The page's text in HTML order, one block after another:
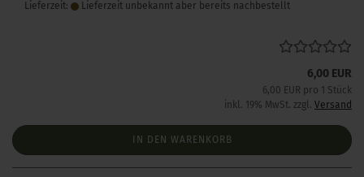
Lieferzeit: Lieferzeit unbekannt aber bereits nachbestellt
6,00 EUR
6,00 EUR pro 1 Stück
inkl. 19% MwSt. zzgl. Versand
IN DEN WARENKORB